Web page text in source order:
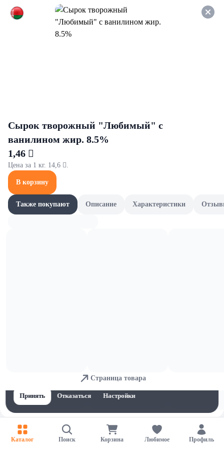
Оформляйте заказ НА
САМОВЫВОЗ и получайте
СКИДКУ 7%
Каталог Поиск Корзина Любимое Профиль
Принять
Отказаться Настройки
Сырок творожный "Любимый" с
ванилином жир. 8.5%
1,46 
Цена за 1 кг. 14,6 .
В корзину
Также покупают Описание Характеристики
Страница товара